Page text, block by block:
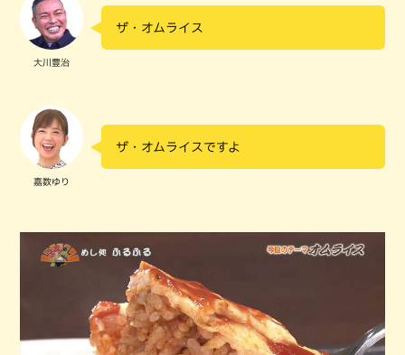
大川豊治
ザ・オムライス
嘉数ゆり
ザ・オムライスですよ